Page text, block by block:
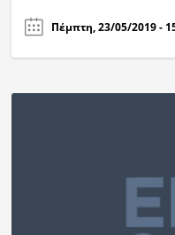
Πολιτισμός
Πέμπτη, 23/05/2019 -